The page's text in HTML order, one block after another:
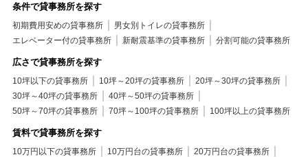
条件で貸事務所を探す
初期費用安めの貸事務所
男女別トイレの貸事務所
エレベーター付の貸事務所
新耐震基準の貸事務所 分割可能の貸事務所
広さで貸事務所を探す
10坪以下の貸事務所 10坪～20坪の貸事務所
20坪～30坪の貸事務所
30坪～40坪の貸事務所
40坪～50坪の貸事務所
50坪～70坪の貸事務所
70坪～100坪の貸事務所 100坪以上の貸事務所
賃料で貸事務所を探す
10万円以下の貸事務所 10万円台の貸事務所
20万円台の貸事務所